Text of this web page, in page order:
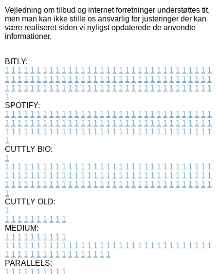
Vejledning om tilbud og internet forretninger understøttes tit,
men man kan ikke stille os ansvarlig for justeringer der kan
være realiseret siden vi nyligst opdaterede de anvendte
informationer.
BITLY:
1 1 1 1 1 1 1 1 1 1 1 1 1 1 1 1 1 1 1 1 1 1 1 1 1 1 1 1 1 1 1 1 1
1 1 1 1 1 1 1 1 1 1 1 1 1 1 1 1 1 1 1 1 1 1 1 1 1 1 1 1 1 1 1 1 1
1 1 1 1 1 1 1 1 1 1 1 1 1 1 1 1 1 1 1 1 1 1 1 1 1 1 1 1 1 1 1 1 1
1
SPOTIFY:
1 1 1 1 1 1 1 1 1 1 1 1 1 1 1 1 1 1 1 1 1 1 1 1 1 1 1 1 1 1 1 1 1
1 1 1 1 1 1 1 1 1 1 1 1 1 1 1 1 1 1 1 1 1 1 1 1 1 1 1 1 1 1 1 1 1
1 1 1 1 1 1 1 1 1 1 1 1 1 1 1 1 1 1 1 1 1 1 1 1 1 1 1 1 1 1 1 1 1
1
CUTTLY BIO:
1
1 1 1 1 1 1 1 1 1 1 1 1 1 1 1 1 1 1 1 1 1 1 1 1 1 1 1 1 1 1 1 1 1
1 1 1 1 1 1 1 1 1 1 1 1 1 1 1 1 1 1 1 1 1 1 1 1 1 1 1 1 1 1 1 1 1
1 1 1 1 1 1 1 1 1 1 1 1 1 1 1 1 1 1 1 1 1 1 1 1 1 1 1 1 1 1 1 1 1
1
CUTTLY OLD:
1
1 1 1 1 1 1 1 1 1 1
MEDIUM:
1 1 1 1 1 1 1 1 1 1
1 1 1 1 1 1 1 1 1 1 1 1 1 1 1 1 1 1 1 1 1 1 1 1 1 1 1 1 1 1 1 1 1
1 1 1 1 1 1 1 1 1 1 1 1 1 1 1 1 1
PARALLELS:
1 1 1 1 1 1 1 1 1 1